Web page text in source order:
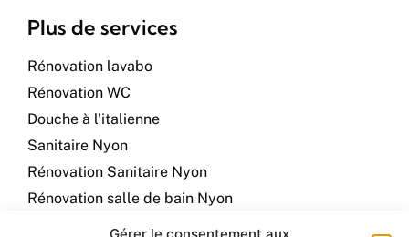
Plus de services
Rénovation lavabo
Rénovation WC
Douche à l’italienne
Sanitaire Nyon
Rénovation Sanitaire Nyon
Rénovation salle de bain Nyon
Plombier à Nyon